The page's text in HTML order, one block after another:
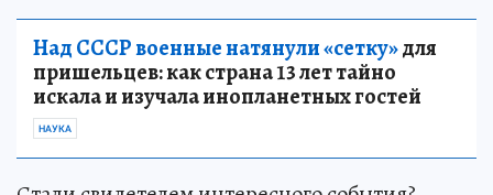
Над СССР военные натянули «сетку»для
пришельцев: как страна 13 лет тайно
искала и изучала инопланетных гостей
НАУКА